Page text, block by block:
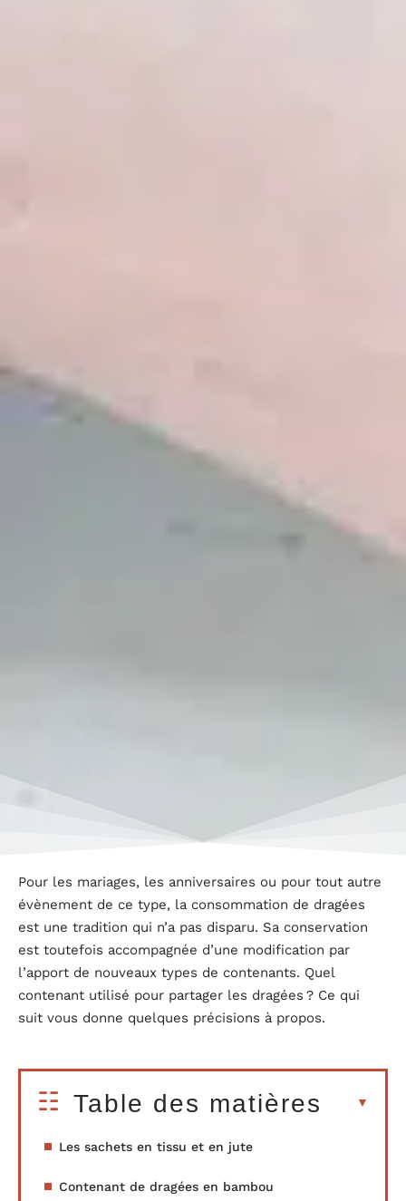
Pour les mariages, les anniversaires ou pour tout autre
évènement de ce type, la consommation de dragées
est une tradition qui n’a pas disparu. Sa conservation
est toutefois accompagnée d’une modification par
l’apport de nouveaux types de contenants. Quel
contenant utilisé pour partager les dragées ? Ce qui
suit vous donne quelques précisions à propos.
Table des matières
Les sachets en tissu et en jute
Contenant de dragées en bambou